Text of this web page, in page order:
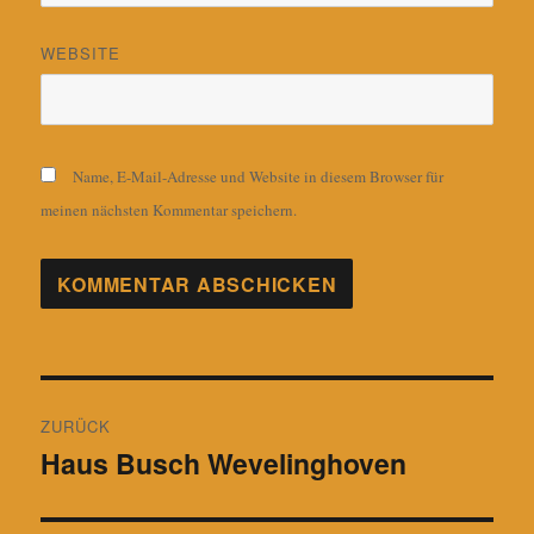
WEBSITE
Name, E-Mail-Adresse und Website in diesem Browser für
meinen nächsten Kommentar speichern.
ZURÜCK
Vorheriger
Haus Busch Wevelinghoven